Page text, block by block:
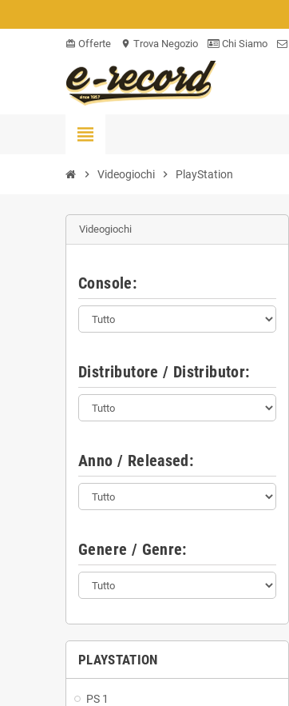
card_giftcard Offerte location_on Trova Negozio Chi Siamo
view_headline
chevron_right Videogiochi chevron_right PlayStation
Videogiochi
Console:
Distributore / Distributor:
Anno / Released:
Genere / Genre:
PLAYSTATION
PS 1